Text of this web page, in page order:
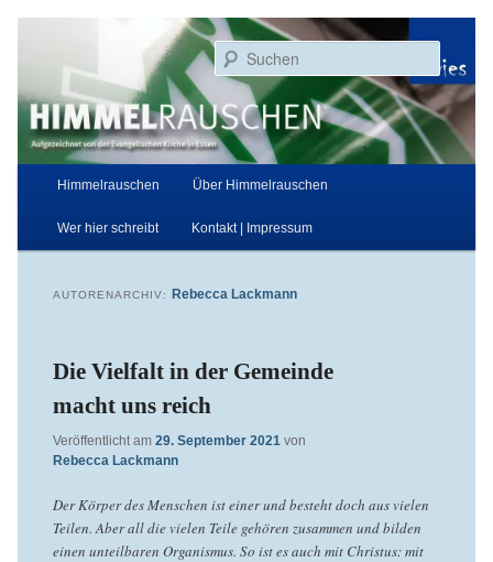
Himmelrauschen
Aufgezeichnet von der Evangelischen Kirche in Essen
Hauptmenü
Himmelrauschen Über Himmelrauschen
Wer hier schreibt Kontakt | Impressum
AUTORENARCHIV: Rebecca Lackmann
Die Vielfalt in der Gemeinde
macht uns reich
Veröffentlicht am 29. September 2021 von
Rebecca Lackmann
Der Körper des Menschen ist einer und besteht doch aus vielen
Teilen. Aber all die vielen Teile gehören zusammen und bilden
einen unteilbaren Organismus. So ist es auch mit Christus: mit